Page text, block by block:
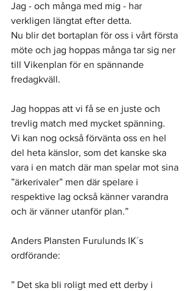
Jag - och många med mig - har
verkligen längtat efter detta.
Nu blir det bortaplan för oss i vårt första
möte och jag hoppas många tar sig ner
till Vikenplan för en spännande
fredagkväll.
Jag hoppas att vi få se en juste och
trevlig match med mycket spänning.
Vi kan nog också förvänta oss en hel
del heta känslor, som det kanske ska
vara i en match där man spelar mot sina
”ärkerivaler” men där spelare i
respektive lag också känner varandra
och är vänner utanför plan.”
Anders Plansten Furulunds IK´s
ordförande:
” Det ska bli roligt med ett derby i